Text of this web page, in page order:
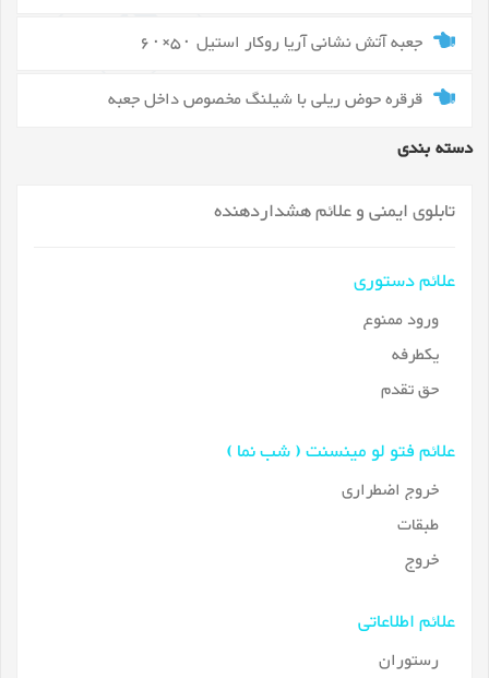
جعبه آتش نشانی آریا روکار استیل ۵۰×۶۰
قرقره حوض ریلی با شیلنگ مخصوص داخل جعبه
دسته بندی
تابلوی ایمنی و علائم هشداردهنده
علائم دستوری
ورود ممنوع
یکطرفه
حق تقدم
علائم فتو لو مینسنت ( شب نما )
خروج اضطراری
طبقات
خروج
علائم اطلاعاتی
رستوران